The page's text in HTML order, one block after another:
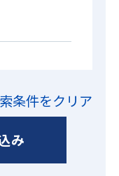
条件をクリア
み